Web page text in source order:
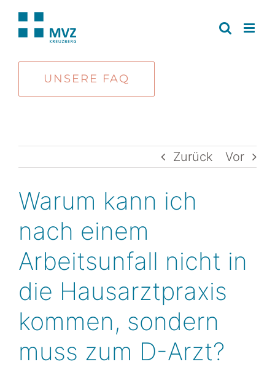
Zum
Inhalt
UNSERE FAQ
Zurück Vor
Warum kann ich
nach einem
Arbeitsunfall nicht in
die Hausarztpraxis
kommen, sondern
muss zum D-Arzt?